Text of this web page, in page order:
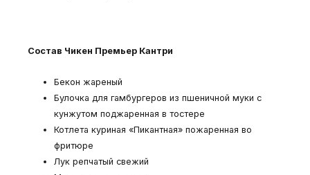
Состав Чикен Премьер Кантри
Бекон жареный
Булочка для гамбургеров из пшеничной муки с
кунжутом поджаренная в тостере
Котлета куриная «Пикантная» пожаренная во
фритюре
Лук репчатый свежий